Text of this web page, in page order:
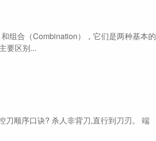
组合（Combination），它们是两种基本的
要区别...
刀顺序口诀? 杀人非背刀,直行到刀刃。 端